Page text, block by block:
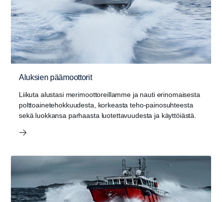
Aluksien päämoottorit
Liikuta alustasi merimoottoreillamme ja nauti erinomaisesta
polttoainetehokkuudesta, korkeasta teho-painosuhteesta
sekä luokkansa parhaasta luotettavuudesta ja käyttöiästä.